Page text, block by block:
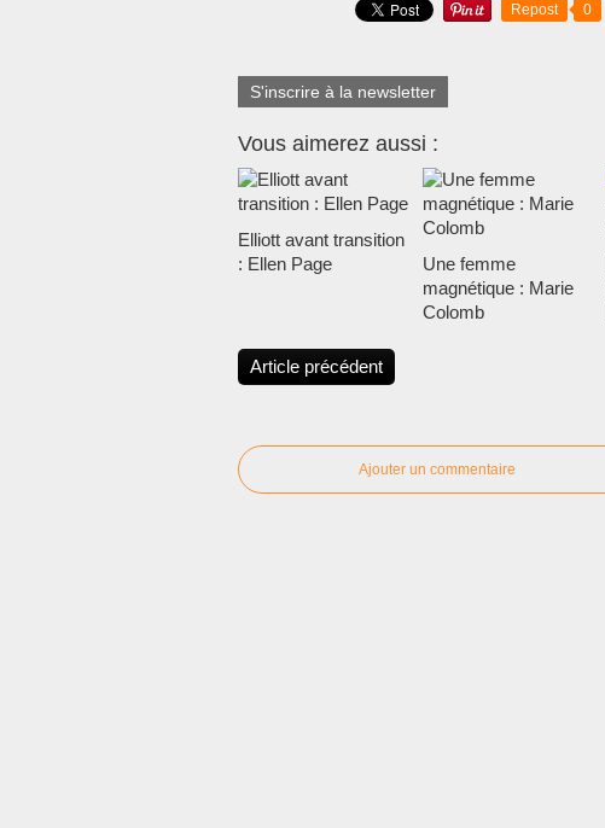
Repost 0
S'inscrire à la newsletter
Vous aimerez aussi :
Elliott avant transition
: Ellen Page
Une femme
magnétique : Marie
Colomb
Article précédent
Ajouter un commentaire